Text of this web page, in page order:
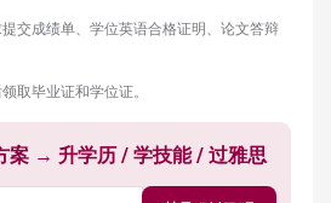
交成绩单、学位英语合格证明、论文答辩
取毕业证和学位证。
案 → 升学历 / 学技能 / 过雅思